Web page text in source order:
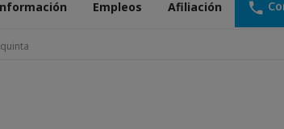
Empleos Afiliación